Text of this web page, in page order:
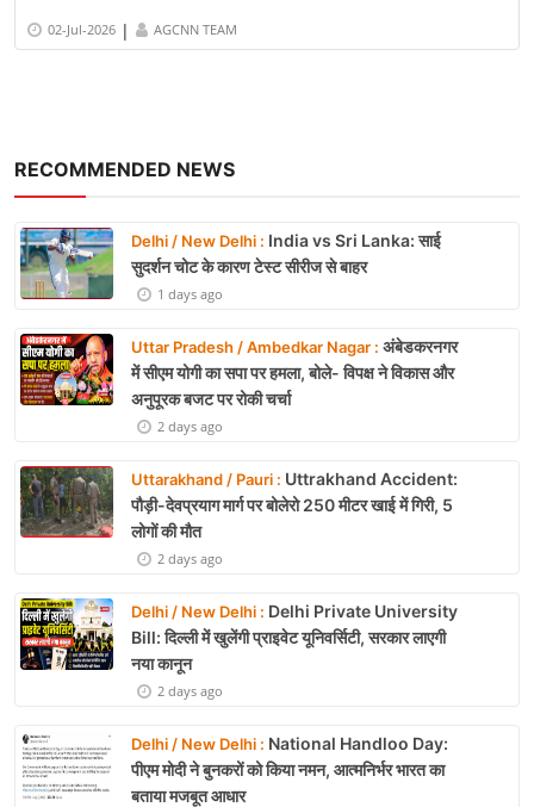
RECOMMENDED NEWS
Delhi / New Delhi : India vs Sri Lanka: साई
सुदर्शन चोट के कारण टेस्ट सीरीज से बाहर
1 days ago
Uttar Pradesh / Ambedkar Nagar : अंबेडकरनगर
में सीएम योगी का सपा पर हमला, बोले- विपक्ष ने विकास और
अनुपूरक बजट पर रोकी चर्चा
2 days ago
Uttarakhand / Pauri : Uttrakhand Accident:
पौड़ी-देवप्रयाग मार्ग पर बोलेरो 250 मीटर खाई में गिरी, 5
लोगों की मौत
2 days ago
Delhi / New Delhi : Delhi Private University
Bill: दिल्ली में खुलेंगी प्राइवेट यूनिवर्सिटी, सरकार लाएगी
नया कानून
2 days ago
Delhi / New Delhi : National Handloo Day:
पीएम मोदी ने बुनकरों को किया नमन, आत्मनिर्भर भारत का
बताया मजबूत आधार
02-Jul-2026 | AGCNN TEAM